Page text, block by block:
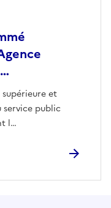
et
public
l…